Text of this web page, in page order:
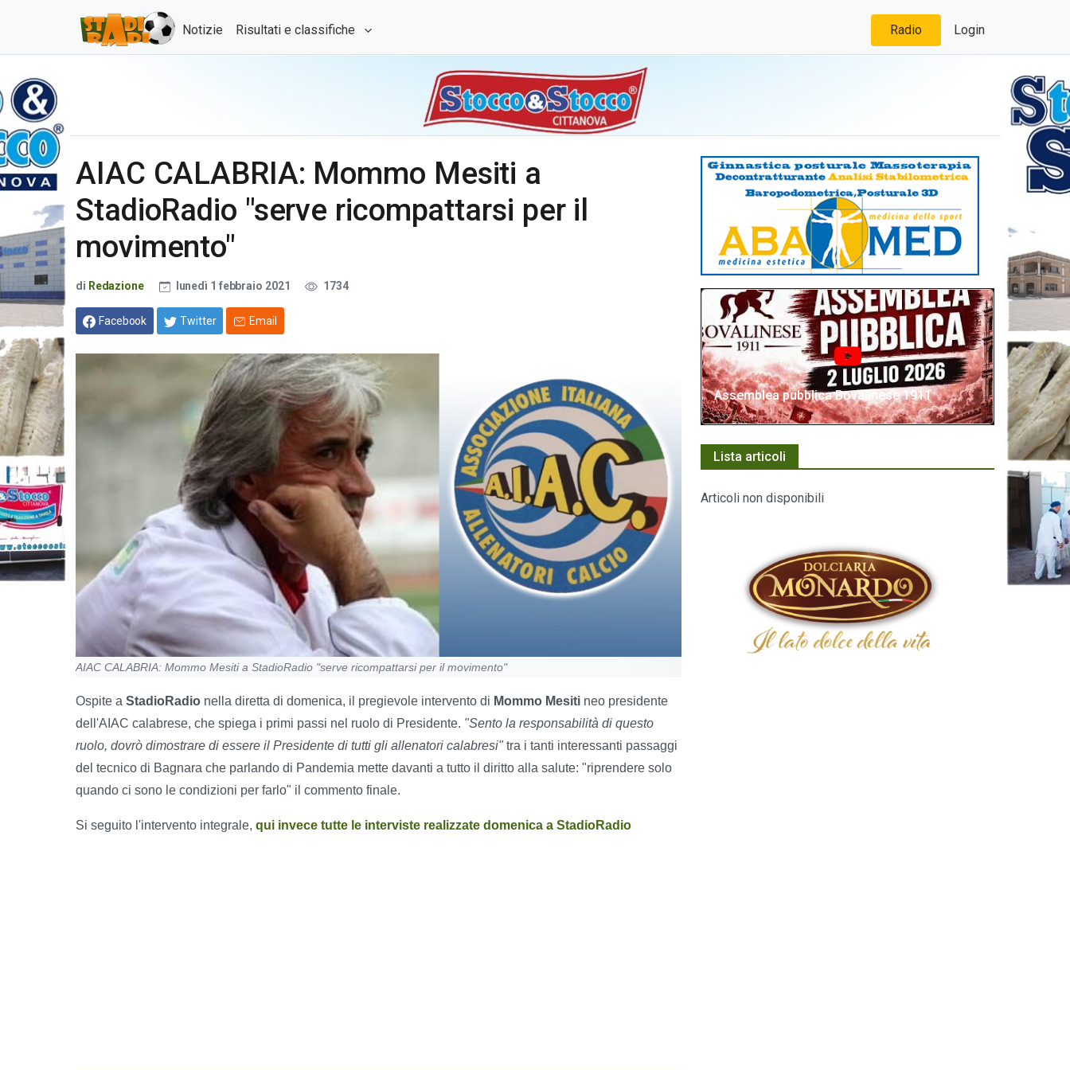
Notizie Risultati e classifiche Radio Login
AIAC CALABRIA: Mommo Mesiti a
StadioRadio "serve ricompattarsi per il
movimento"
di Redazione lunedì 1 febbraio 2021 1734
Facebook Twitter Email
AIAC CALABRIA: Mommo Mesiti a StadioRadio "serve ricompattarsi per il movimento"
Ospite a StadioRadio nella diretta di domenica, il pregievole intervento di Mommo Mesiti neo presidente
dell'AIAC calabrese, che spiega i primi passi nel ruolo di Presidente. "Sento la responsabilità di questo
ruolo, dovrò dimostrare di essere il Presidente di tutti gli allenatori calabresi"tra i tanti interessanti passaggi
del tecnico di Bagnara che parlando di Pandemia mette davanti a tutto il diritto alla salute: "riprendere solo
quando ci sono le condizioni per farlo" il commento finale.
Si seguito l'intervento integrale, qui invece tutte le interviste realizzate domenica a StadioRadio
Assemblea pubblica Bovalinese 1911
Lista articoli
Articoli non disponibili